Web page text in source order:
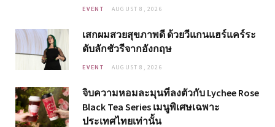
EVENT AUGUST 8, 2026
เสกผมสวยสุขภาพดี ด้วยวีแกนแฮร์แคร์ระ
ดับลักชัวรีจากอังกฤษ
EVENT AUGUST 8, 2026
จิบความหอมละมุนที่ลงตัวกับ Lychee Rose
Black Tea Series เมนูพิเศษเฉพาะ
ประเทศไทยเท่านั้น